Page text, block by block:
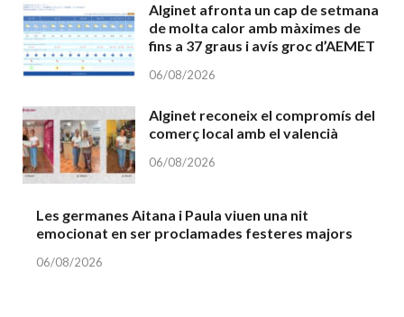
Alginet afronta un cap de setmana
de molta calor amb màximes de
fins a 37 graus i avís groc d’AEMET
06/08/2026
Alginet reconeix el compromís del
comerç local amb el valencià
06/08/2026
Les germanes Aitana i Paula viuen una nit
emocionat en ser proclamades festeres majors
06/08/2026